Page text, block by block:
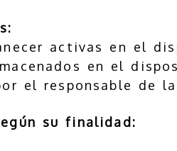
activas en el
en el
el responsable de
su finalidad: